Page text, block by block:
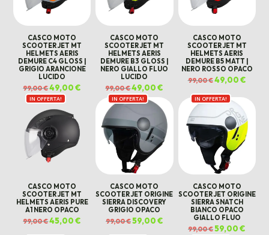
CASCO MOTO
SCOOTER JET MT
HELMETS AERIS
DEMURE C4 GLOSS |
GRIGIO ARANCIONE
LUCIDO
99,00€Il
prezzo
originale
era:
99,00 €.
49,00€
attuale
49,00 €.
CASCO MOTO
SCOOTER JET MT
HELMETS AERIS
DEMURE B3 GLOSS |
NERO GIALLO FLUO
LUCIDO
99,00€Il
prezzo
originale
era:
49,00€
attuale
49,00 €.
CASCO MOTO
SCOOTER JET MT
HELMETS AERIS
DEMURE B5 MATT |
NERO ROSSO OPACO
99,00€Il
prezzo
era:
99,00 €.
49,00€Il
è:
49,00
IN OFFERTA!
CASCO MOTO
SCOOTER JET MT
HELMETS AERIS PURE
A1 NERO OPACO
99,00€Il
prezzo
45,00€
IN OFFERTA!
CASCO MOTO
SCOOTER JET ORIGINE
SIERRA DISCOVERY
GRIGIO OPACO
99,00€ Il
prezzo
59,00€Il
prezzo
attuale
IN OFFERTA!
CASCO MOTO
SCOOTER JET ORIGINE
SIERRA SNATCH
BIANCO OPACO
GIALLO FLUO
99,00€ Il
59,00€